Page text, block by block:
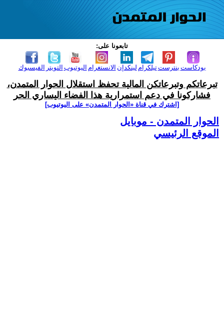
تابعونا على:
الفيسبوك التويتر اليوتيوب الانستغرام لينكدإن تيلكرامبنترست بودكاست
تبرعاتكم وتبرعاتكن المالية تحفظ استقلال الحوار المتمدن،
فشاركونا في دعم استمرارية هذا الفضاء اليساري الحر
[اشترك في قناة ‫«الحوار المتمدن» على اليوتيوب]
الحوار المتمدن - موبايل
الموقع الرئيسي